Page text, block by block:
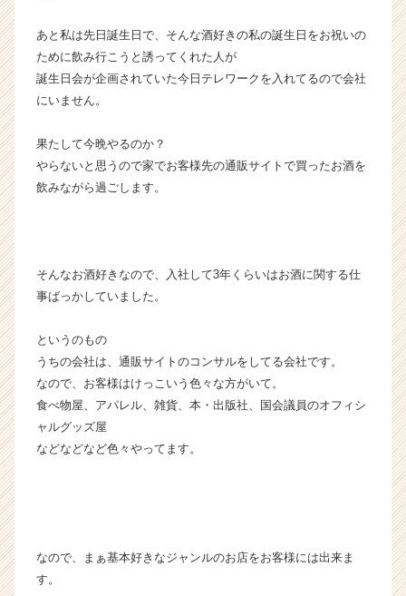
企
業
ス
カ
ウ
就
活
チ
ア
キ
リ
r
あと私は先日誕生日で、そんな酒好きの私の誕生日をお祝いの
ために飲み行こうと誘ってくれた人が
誕生日会が企画されていた今日テレワークを入れてるので会社
にいません。
果たして今晩やるのか？
やらないと思うので家でお客様先の通販サイトで買ったお酒を
飲みながら過ごします。
そんなお酒好きなので、入社して3年くらいはお酒に関する仕
事ばっかしていました。
というのもの
うちの会社は、通販サイトのコンサルをしてる会社です。
なので、お客様はけっこいう色々な方がいて。
食べ物屋、アパレル、雑貨、本・出版社、国会議員のオフィシ
ャルグッズ屋
などなどなど色々やってます。
なので、まぁ基本好きなジャンルのお店をお客様には出来ま
す。